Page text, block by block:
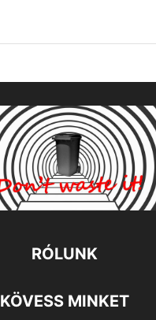
RÓLUNK
KÖVESS MINKET